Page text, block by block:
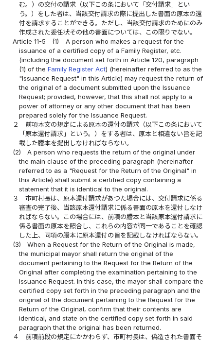
む。）の交付の請求（以下この条において「交付請求」とい
う。）をした者は、当該交付請求の際に提出した書面の原本の還
付を請求することができる。ただし、当該交付請求のためにのみ
作成された委任状その他の書面については、この限りでない。
Article 11-5
(1)
A person who makes a request for the
issuance of a certified copy of a Family Register, etc.
(including the document set forth in Article 120, paragraph
(1) of theFamily Register Act) (hereinafter referred to as the
"Issuance Request" in this Article) may request the return of
the original of a document submitted upon the Issuance
Request; provided, however, that this shall not apply to a
power of attorney or any other document that has been
prepared solely for the Issuance Request.
２
前項本文の規定による原本の還付の請求（以下この条において
「原本還付請求」という。）をする者は、原本と相違ない旨を記
載した謄本を提出しなければならない。
(2)
A person who requests the return of the original under
the main clause of the preceding paragraph (hereinafter
referred to as a "Request for the Return of the Original" in
this Article) shall submit a certified copy containing a
statement that it is identical to the original.
３
市町村長は、原本還付請求があつた場合には、交付請求に係る
審査の完了後、当該原本還付請求に係る書面の原本を還付しなけ
ればならない。この場合には、前項の謄本と当該原本還付請求に
係る書面の原本を照合し、これらの内容が同一であることを確認
した上、同項の謄本に原本還付の旨を記載しなければならない。
(3)
When a Request for the Return of the Original is made,
the municipal mayor shall return the original of the
document pertaining to the Request for the Return of the
Original after completing the examination pertaining to the
Issuance Request. In this case, the mayor shall compare the
certified copy set forth in the preceding paragraph and the
original of the document pertaining to the Request for the
Return of the Original, confirm that their contents are
identical, and state on the certified copy set forth in said
paragraph that the original has been returned.
４
前項前段の規定にかかわらず、市町村長は、偽造された書面そ